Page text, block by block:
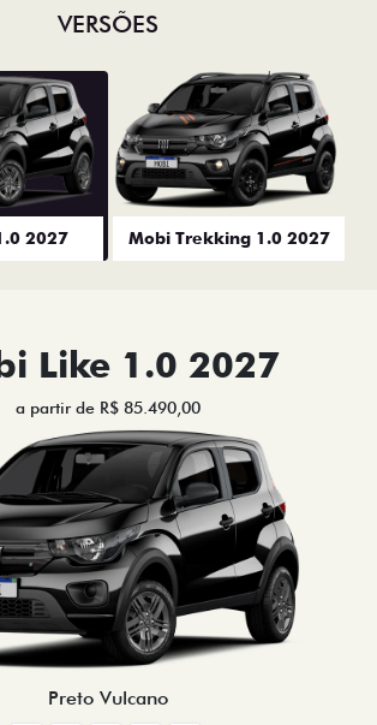
VERSÕES
2027 Mobi Trekking 1.0 2027
Like 1.0 2027
a partir de R$ 85.490,00
Preto Vulcano